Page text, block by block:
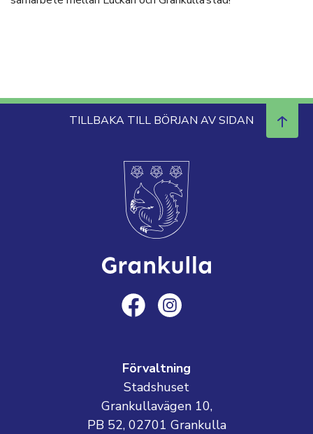
TILLBAKA TILL BÖRJAN AV SIDAN
Förvaltning
Stadshuset
Grankullavägen 10,
PB 52, 02701 Grankulla